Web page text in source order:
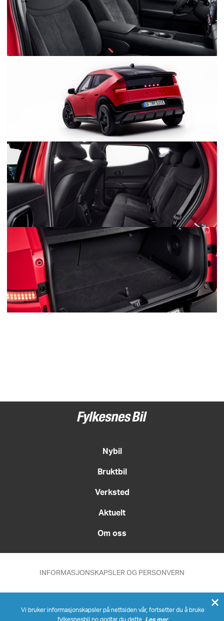
Nybil
Bruktbil
Verksted
Aktuelt
Om oss
INFORMASJONSKAPSLER OG PERSONVERN
Vi bruker informasjonskapsler på nettsiden vår, fortsetter du å bruke
fylkesnesbil.no godtar du dette. Les mer